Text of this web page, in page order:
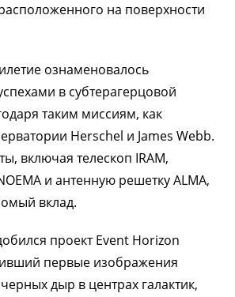
на поверхности
ознаменовалось
в субтерагерцовой
таким миссиям, как
Herschel и James Webb.
включая телескоп IRAM,
и антенную решетку ALMA,
вклад.
проект Event Horizon
первые изображения
дыр в центрах галактик,